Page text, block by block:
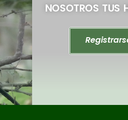
NOSOTROS TUS